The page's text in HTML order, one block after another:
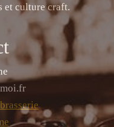
et culture craft.